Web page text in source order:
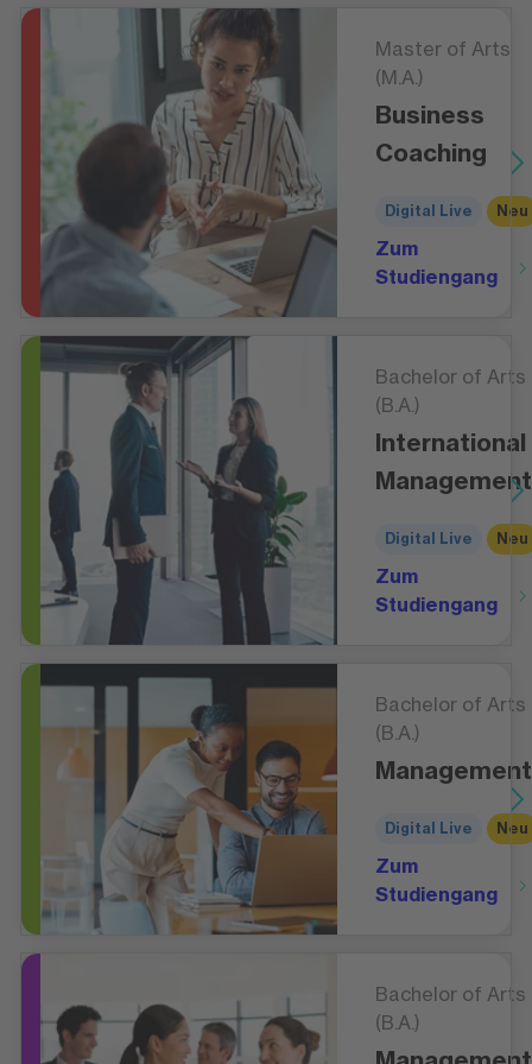
Master of Arts
(M.A.)
Business
Coaching
Digital Live Neu
Zum
Studiengang
Bachelor of Arts
(B.A.)
International
Management
Digital Live Neu
Zum
Studiengang
Bachelor of Arts
(B.A.)
Management
Digital Live Neu
Zum
Studiengang
Bachelor of Arts
(B.A.)